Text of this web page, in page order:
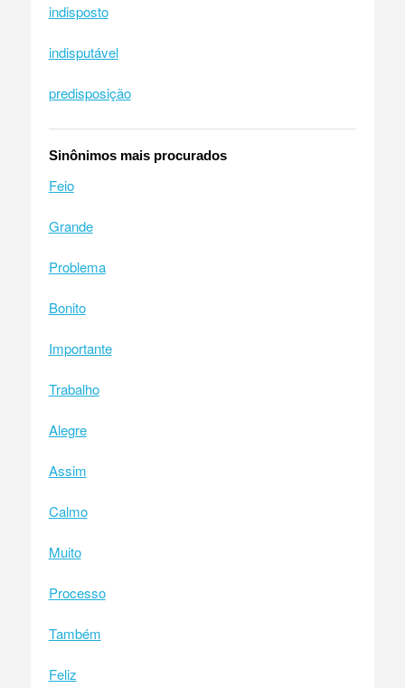
indisposto
indisputável
predisposição
Sinônimos mais procurados
Feio
Grande
Problema
Bonito
Importante
Trabalho
Alegre
Assim
Calmo
Muito
Processo
Também
Feliz